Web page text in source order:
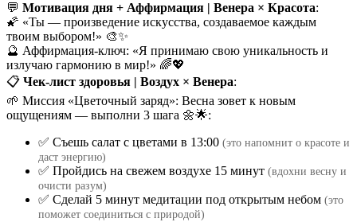
💬 Мотивация дня + Аффирмация | Венера × Красота:
🌠 «Ты — произведение искусства, создаваемое каждым
твоим выбором!» 🎨✨
🔮 Аффирмация-ключ: «Я принимаю свою уникальность и
излучаю гармонию в мир!» 🌈💖
📋 Чек-лист здоровья | Воздух × Венера:
🌱 Миссия «Цветочный заряд»: Весна зовет к новым
ощущениям — выполни 3 шага 🌼🌟:
✅ Съешь салат с цветами в 13:00 (это напомнит о красоте и
даст энергию)
✅ Пройдись на свежем воздухе 15 минут (вдохни весну и
очисти разум)
✅ Сделай 5 минут медитации под открытым небом (это
поможет соединиться с природой)